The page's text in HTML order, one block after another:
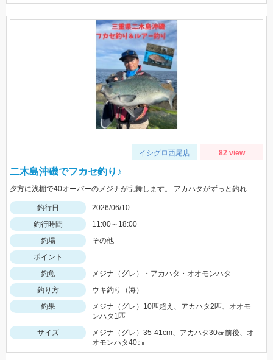
イシグロ西尾店 82 view
二木島沖磯でフカセ釣り♪
夕方に浅棚で40オーバーのメジナが乱舞します。 アカハタがずっと釣れます♪根魚玉＆旨はたグラブが最強です。
釣行日
2026/06/10
釣行時間
11:00～18:00
釣場
その他
ポイント
釣魚
メジナ（グレ）・アカハタ・オオモンハタ
釣り方
ウキ釣り（海）
釣果
メジナ（グレ）10匹超え、アカハタ2匹、オオモ
ンハタ1匹
サイズ
メジナ（グレ）35-41cm、アカハタ30㎝前後、オ
オモンハタ40㎝